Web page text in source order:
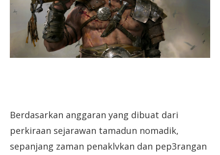
Berdasarkan anggaran yang dibuat dari
perkiraan sejarawan tamadun nomadik,
sepanjang zaman penaklvkan dan pep3rangan